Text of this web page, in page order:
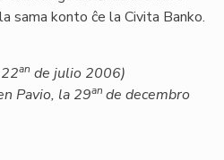
sama konto ĉe la Civita Banko.
an de julio 2006)
Pavio, la 29an de decembro